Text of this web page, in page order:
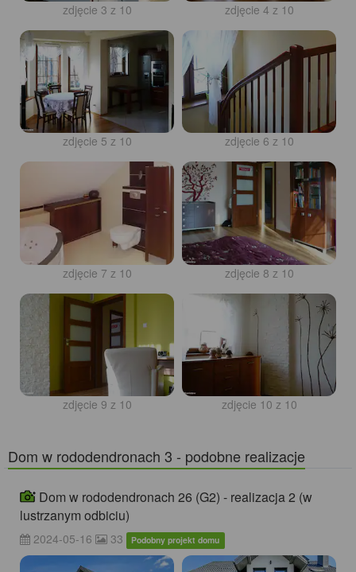
zdjęcie 3 z 10 zdjęcie 4 z 10
zdjęcie 5 z 10 zdjęcie 6 z 10
zdjęcie 7 z 10 zdjęcie 8 z 10
zdjęcie 9 z 10 zdjęcie 10 z 10
Dom w rododendronach 3 - podobne realizacje
Dom w rododendronach 26 (G2) - realizacja 2 (w
lustrzanym odbiciu)
2024-05-16 33 Podobny projekt domu